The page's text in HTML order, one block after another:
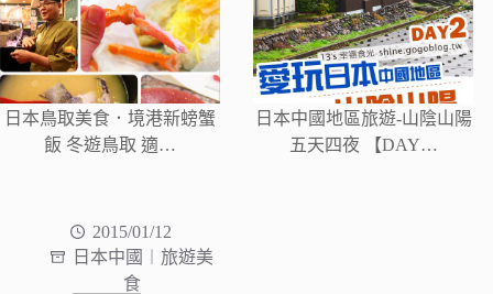
日本鳥取美食．境港新螃蟹
飯 冬遊鳥取 適…
日本中國地區旅遊-山陰山陽
五天四夜 【DAY…
2015/01/12
日本中國︱旅遊美
食